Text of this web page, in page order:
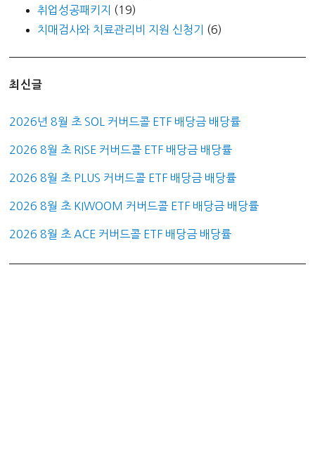
취업성공패키지
(19)
치매검사와 치료관리비 지원 신청기
(6)
최신글
2026년 8월 초 SOL 커버드콜 ETF 배당금 배당률
2026 8월 초 RISE 커버드콜 ETF 배당금 배당률
2026 8월 초 PLUS 커버드콜 ETF 배당금 배당률
2026 8월 초 KIWOOM 커버드콜 ETF 배당금 배당률
2026 8월 초 ACE 커버드콜 ETF 배당금 배당률